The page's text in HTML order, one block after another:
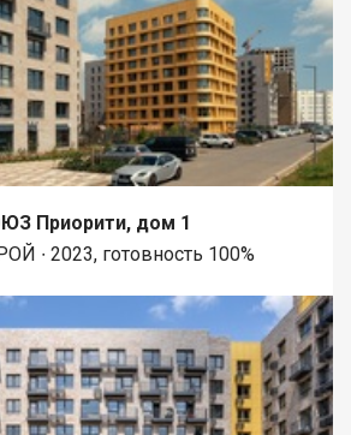
Приорити, дом 1
∙ 2023, готовность 100%